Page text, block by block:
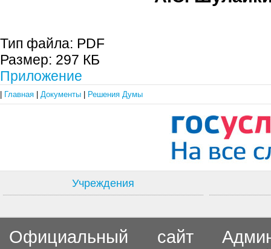
Тип файла: PDF
Размер: 297 КБ
Приложение
Главная Документы Решения Думы
Учреждения
Официальный сайт